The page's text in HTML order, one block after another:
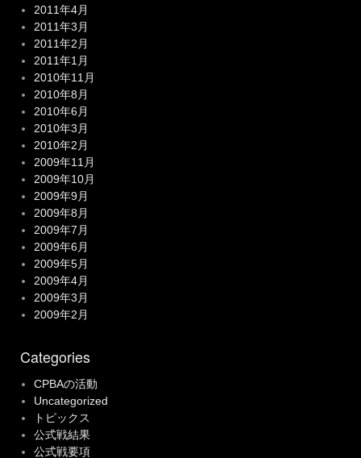
2011年4月
2011年3月
2011年2月
2011年1月
2010年11月
2010年8月
2010年6月
2010年3月
2010年2月
2009年11月
2009年10月
2009年9月
2009年8月
2009年7月
2009年6月
2009年5月
2009年4月
2009年3月
2009年2月
Categories
CPBAの活動
Uncategorized
トピックス
公式戦結果
公式戦要項